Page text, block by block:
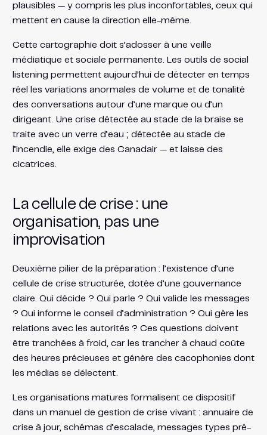
plausibles — y compris les plus inconfortables, ceux qui
mettent en cause la direction elle-même.
Cette cartographie doit s’adosser à une veille
médiatique et sociale permanente. Les outils de social
listening permettent aujourd’hui de détecter en temps
réel les variations anormales de volume et de tonalité
des conversations autour d’une marque ou d’un
dirigeant. Une crise détectée au stade de la braise se
traite avec un verre d’eau ; détectée au stade de
l’incendie, elle exige des Canadair — et laisse des
cicatrices.
La cellule de crise : une
organisation, pas une
improvisation
Deuxième pilier de la préparation : l’existence d’une
cellule de crise structurée, dotée d’une gouvernance
claire. Qui décide ? Qui parle ? Qui valide les messages
? Qui informe le conseil d’administration ? Qui gère les
relations avec les autorités ? Ces questions doivent
être tranchées à froid, car les trancher à chaud coûte
des heures précieuses et génère des cacophonies dont
les médias se délectent.
Les organisations matures formalisent ce dispositif
dans un manuel de gestion de crise vivant : annuaire de
crise à jour, schémas d’escalade, messages types pré-